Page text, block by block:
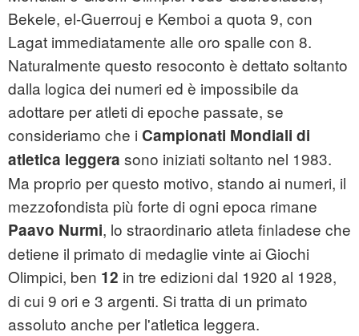
Bekele, el-Guerrouj e Kemboi a quota 9, con
Lagat immediatamente alle oro spalle con 8.
Naturalmente questo resoconto è dettato soltanto
dalla logica dei numeri ed è impossibile da
adottare per atleti di epoche passate, se
consideriamo che i Campionati Mondiali di
atletica leggera sono iniziati soltanto nel 1983.
Ma proprio per questo motivo, stando ai numeri, il
mezzofondista più forte di ogni epoca rimane
Paavo Nurmi, lo straordinario atleta finladese che
detiene il primato di medaglie vinte ai Giochi
Olimpici, ben 12 in tre edizioni dal 1920 al 1928,
di cui 9 ori e 3 argenti. Si tratta di un primato
assoluto anche per l'atletica leggera.